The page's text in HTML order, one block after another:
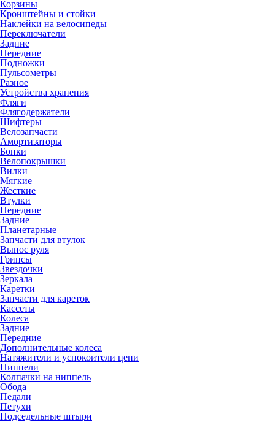
Корзины
Кронштейны и стойки
Наклейки на велосипеды
Переключатели
Задние
Передние
Подножки
Пульсометры
Разное
Устройства хранения
Фляги
Флягодержатели
Шифтеры
Велозапчасти
Амортизаторы
Бонки
Велопокрышки
Вилки
Мягкие
Жесткие
Втулки
Передние
Задние
Планетарные
Запчасти для втулок
Вынос руля
Грипсы
Звездочки
Зеркала
Каретки
Запчасти для кареток
Кассеты
Колеса
Задние
Передние
Дополнительные колеса
Натяжители и успокоители цепи
Ниппели
Колпачки на ниппель
Обода
Педали
Петухи
Подседельные штыри